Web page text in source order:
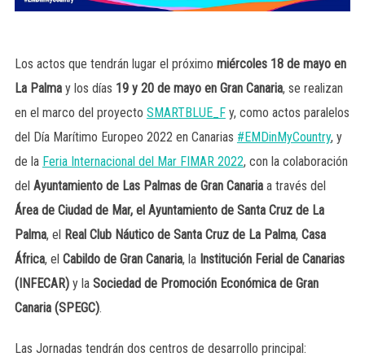
Los actos que tendrán lugar el próximo miércoles 18 de mayo en
La Palmay los días 19 y 20 de mayo en Gran Canaria, se realizan
en el marco del proyecto SMARTBLUE_Fy, como actos paralelos
del Día Marítimo Europeo 2022 en Canarias #EMDinMyCountry, y
de la Feria Internacional del Mar FIMAR 2022, con la colaboración
del Ayuntamiento de Las Palmas de Gran Canariaa través del
Área de Ciudad de Mar, el Ayuntamiento de Santa Cruz de La
Palma, el Real Club Náutico de Santa Cruz de La Palma, Casa
África, el Cabildo de Gran Canaria, la Institución Ferial de Canarias
(INFECAR)y la Sociedad de Promoción Económica de Gran
Canaria (SPEGC).
Las Jornadas tendrán dos centros de desarrollo principal: